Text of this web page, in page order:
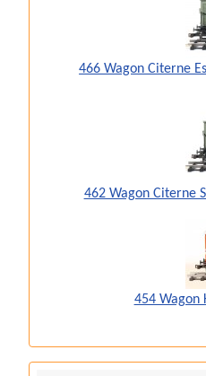
466 Wagon Citerne
462 Wagon Citerne
454 Wagon